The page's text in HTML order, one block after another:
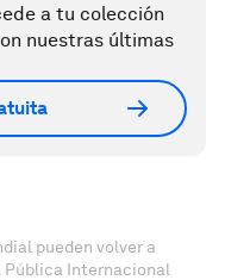
a tu colección
nuestras últimas
pueden volver a
Pública Internacional